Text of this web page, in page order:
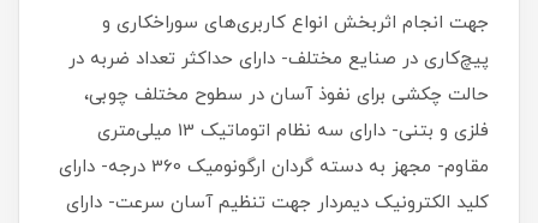
جهت انجام اثربخش انواع کاربری‌های سوراخکاری و
پیچ‌کاری در صنایع مختلف- دارای حداکثر تعداد ضربه در
حالت چکشی برای نفوذ آسان در سطوح مختلف چوبی،
فلزی و بتنی- دارای سه نظام اتوماتیک 13 میلی‌متری
مقاوم- مجهز به دسته گردان ارگونومیک 360 درجه- دارای
کلید الکترونیک دیمردار جهت تنظیم آسان سرعت- دارای